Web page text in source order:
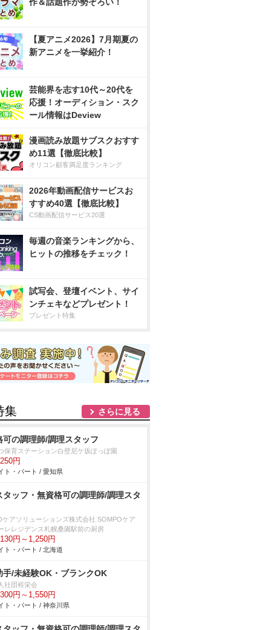
【夏アニメ2026】7月期夏の
新アニメを一挙紹介！
芸能界を志す10代～20代を
応援！オーディション・スク
ール情報はDeview
漫画読み放題サブスクおすす
め11選【徹底比較】
オリコン顧客満足度ランキング
2026年動画配信サービスお
すすめ40選【徹底比較】
CS動画配信サービス20選
毎週の音楽ランキングから、
ヒットの推移をチェック！
試写会、登壇イベント、サイ
ンチェキなどプレゼント！
プレゼント特集
集 さらに見る
可の調理師/調理スタッフ
保育ステーション白壁尼ケ坂ぽっぽ園
円
ト・パート / 愛知県
タッフ・無資格可の調理師/調理スタ
ケアソリューションズ株式会社 SOMPOケア
レレジデンス札幌桑園駅前の厨房
円～1,250円
ト・パート / 北海道
手/未経験OK・ブランクOK
社団裕栄会
円～1,550円
ト・パート / 神奈川県